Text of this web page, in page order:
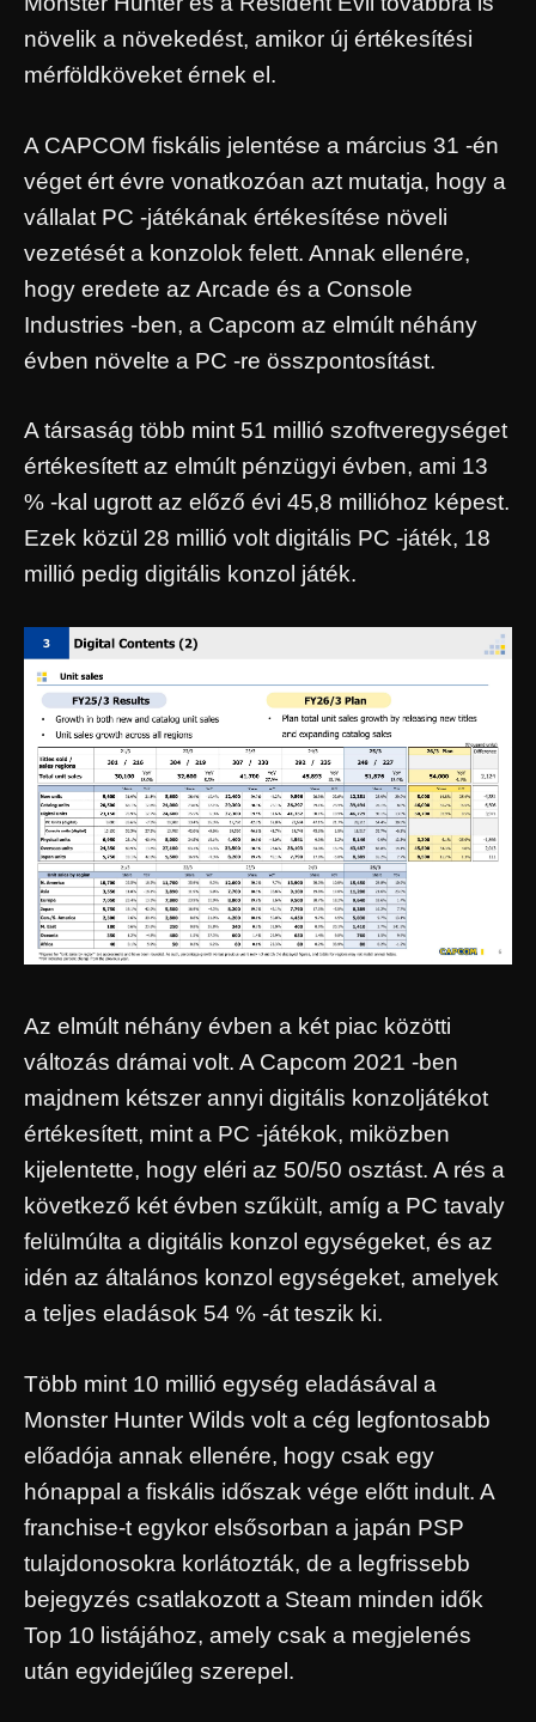
növelik a növekedést, amikor új értékesítési
mérföldköveket érnek el.
A CAPCOM fiskális jelentése a március 31 -én
véget ért évre vonatkozóan azt mutatja, hogy a
vállalat PC -játékának értékesítése növeli
vezetését a konzolok felett. Annak ellenére,
hogy eredete az Arcade és a Console
Industries -ben, a Capcom az elmúlt néhány
évben növelte a PC -re összpontosítást.
A társaság több mint 51 millió szoftveregységet
értékesített az elmúlt pénzügyi évben, ami 13
% -kal ugrott az előző évi 45,8 millióhoz képest.
Ezek közül 28 millió volt digitális PC -játék, 18
millió pedig digitális konzol játék.
Az elmúlt néhány évben a két piac közötti
változás drámai volt. A Capcom 2021 -ben
majdnem kétszer annyi digitális konzoljátékot
értékesített, mint a PC -játékok, miközben
kijelentette, hogy eléri az 50/50 osztást. A rés a
következő két évben szűkült, amíg a PC tavaly
felülmúlta a digitális konzol egységeket, és az
idén az általános konzol egységeket, amelyek
a teljes eladások 54 % -át teszik ki.
Több mint 10 millió egység eladásával a
Monster Hunter Wilds volt a cég legfontosabb
előadója annak ellenére, hogy csak egy
hónappal a fiskális időszak vége előtt indult. A
franchise-t egykor elsősorban a japán PSP
tulajdonosokra korlátozták, de a legfrissebb
bejegyzés csatlakozott a Steam minden idők
Top 10 listájához, amely csak a megjelenés
után egyidejűleg szerepel.